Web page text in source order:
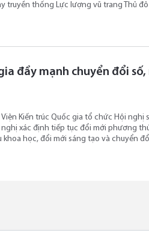
truyền thống Lực lượng vũ trang Thủ
đẩy mạnh chuyển đổi
Kiến trúc Quốc gia tổ chức Hội
nghị xác định tiếp tục đổi mới phương
học, đổi mới sáng tạo và chuyển